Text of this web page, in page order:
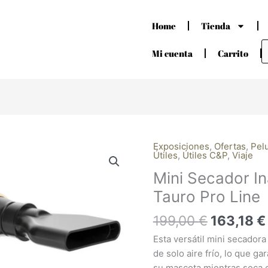
Home Tienda
Mi cuenta Carrito
Exposiciones, Ofertas,
Útiles, Útiles C&P, Viaje
Mini Secador
Tauro Pro Line
199,00€
El
precio
original
era:
199,00 €.
163,18 €
Esta versátil mini
de solo aire frío, lo que
Mini
Secador
Inalámbrico
Tauro
Pro
Line
cantidad